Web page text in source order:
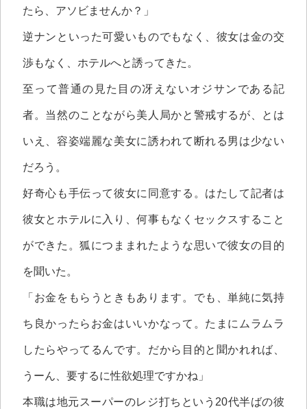
たら、アソビませんか？」
逆ナンといった可愛いものでもなく、彼女は金の交
渉もなく、ホテルへと誘ってきた。
至って普通の見た目の冴えないオジサンである記
者。当然のことながら美人局かと警戒するが、とは
いえ、容姿端麗な美女に誘われて断れる男は少ない
だろう。
好奇心も手伝って彼女に同意する。はたして記者は
彼女とホテルに入り、何事もなくセックスすること
ができた。狐につままれたような思いで彼女の目的
を聞いた。
「お金をもらうときもあります。でも、単純に気持
ち良かったらお金はいいかなって。たまにムラムラ
したらやってるんです。だから目的と聞かれれば、
うーん、要するに性欲処理ですかね」
本職は地元スーパーのレジ打ちという20代半ばの彼